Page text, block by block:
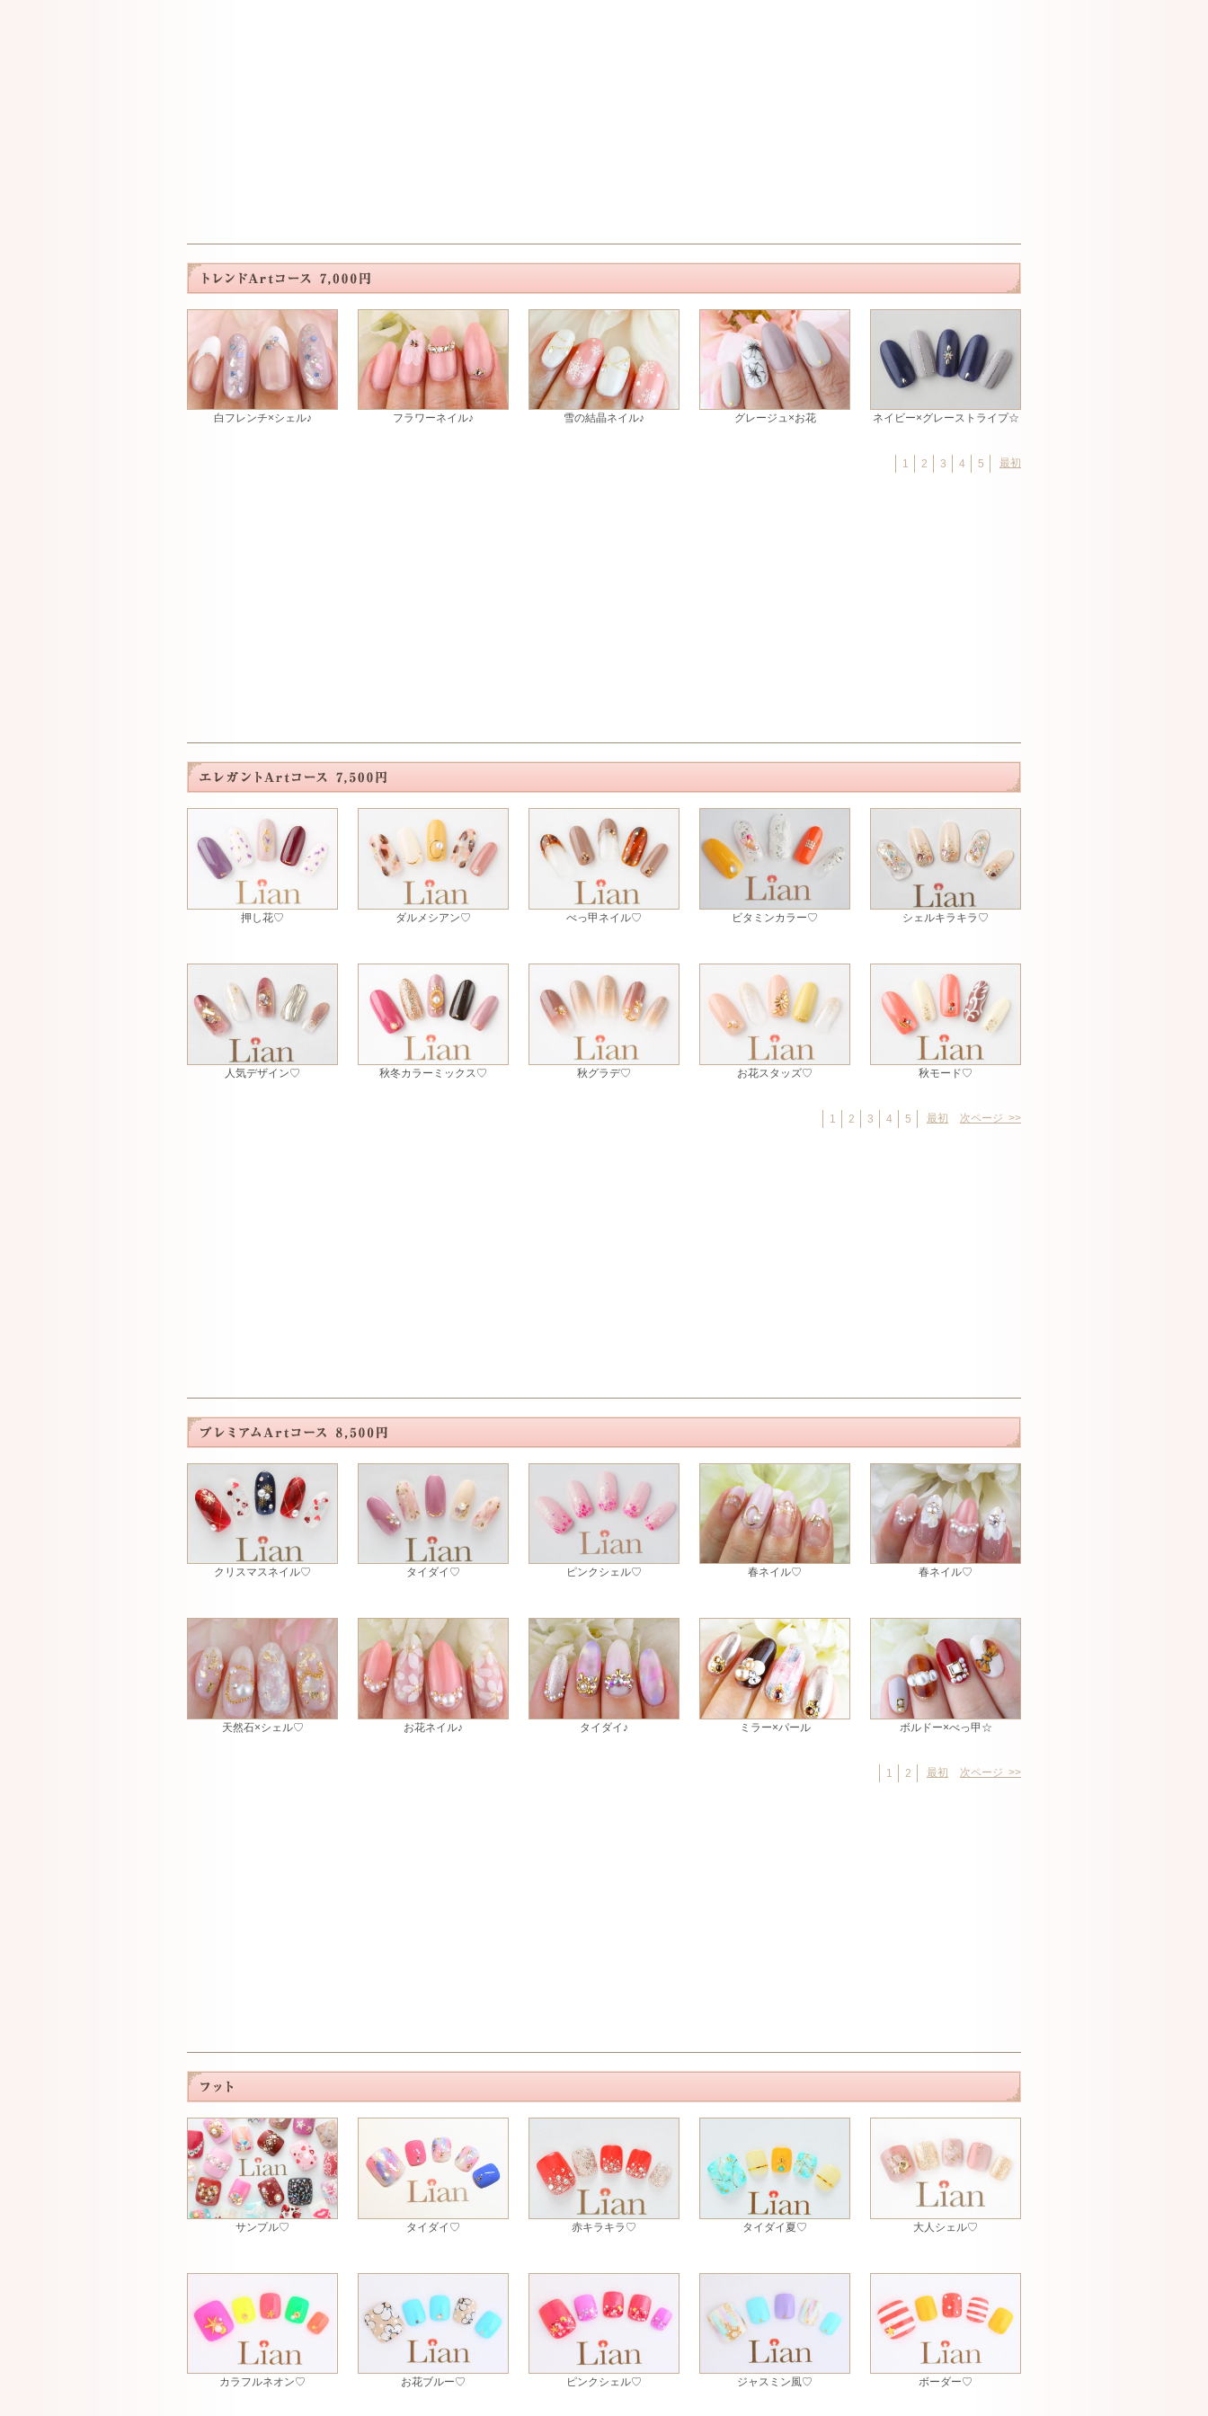
白フレンチ×シェル♪ フラワーネイル♪ 雪の結晶ネイル♪ グレージュ×お花 ネイビー×グレーストライプ☆
最初
1 2 3 4 5
押し花♡ ダルメシアン♡ べっ甲ネイル♡ ビタミンカラー♡ シェルキラキラ♡
人気デザイン♡ 秋冬カラーミックス♡ 秋グラデ♡ お花スタッズ♡ 秋モード♡
最初 次ページ >>
1 2 3 4 5
クリスマスネイル♡ タイダイ♡ ピンクシェル♡ 春ネイル♡ 春ネイル♡
天然石×シェル♡ お花ネイル♪ タイダイ♪ ミラー×パール ボルドー×べっ甲☆
最初 次ページ >>
1 2
サンプル♡ タイダイ♡ 赤キラキラ♡ タイダイ夏♡ 大人シェル♡
カラフルネオン♡ お花ブルー♡ ピンクシェル♡ ジャスミン風♡ ボーダー♡